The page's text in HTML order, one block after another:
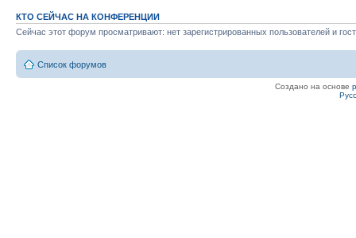
КТО СЕЙЧАС НА КОНФЕРЕНЦИИ
Сейчас этот форум просматривают: нет зарегистрированных пользователей и
Список форумов
Создано на основе